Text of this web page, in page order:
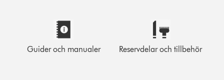
Guider och manualer Reservdelar och tillbehör